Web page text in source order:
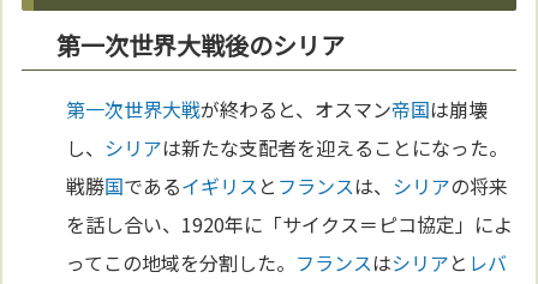
第一次世界大戦後のシリア
第一次世界大戦が終わると、オスマン帝国は崩壊
し、 シリアは新たな支配者を迎えることになった。
戦勝国であるイギリスと フランスは、 シリアの将来
を話し合い、1920年に「サイクス＝ピコ協定」によ
ってこの地域を分割した。 フランスはシリアと レバ